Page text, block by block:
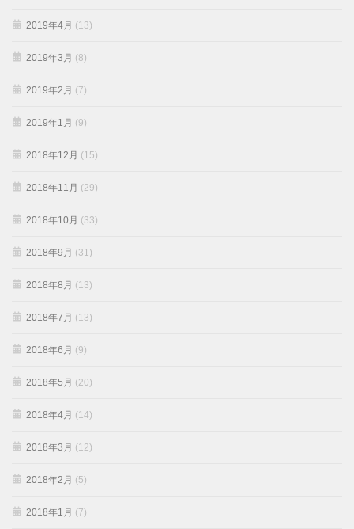
2019年4月 (13)
2019年3月 (8)
2019年2月 (7)
2019年1月 (9)
2018年12月 (15)
2018年11月 (29)
2018年10月 (33)
2018年9月 (31)
2018年8月 (13)
2018年7月 (13)
2018年6月 (9)
2018年5月 (20)
2018年4月 (14)
2018年3月 (12)
2018年2月 (5)
2018年1月 (7)